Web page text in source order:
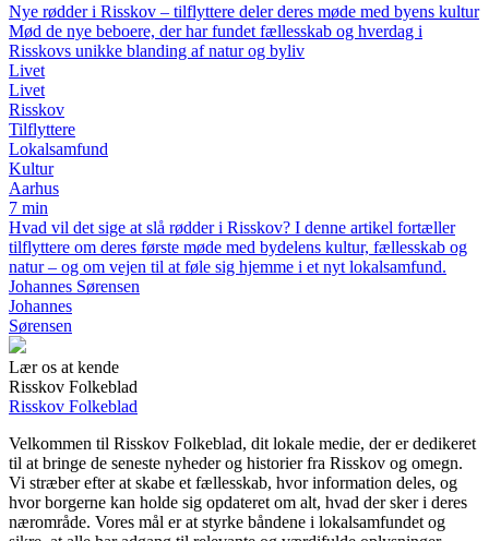
Nye rødder i Risskov – tilflyttere deler deres møde med byens kultur
Mød de nye beboere, der har fundet fællesskab og hverdag i
Risskovs unikke blanding af natur og byliv
Livet
Livet
Risskov
Tilflyttere
Lokalsamfund
Kultur
Aarhus
7 min
Hvad vil det sige at slå rødder i Risskov? I denne artikel fortæller
tilflyttere om deres første møde med bydelens kultur, fællesskab og
natur – og om vejen til at føle sig hjemme i et nyt lokalsamfund.
Johannes Sørensen
Johannes
Sørensen
Lær os at kende
Risskov Folkeblad
Risskov Folkeblad
Velkommen til Risskov Folkeblad, dit lokale medie, der er dedikeret
til at bringe de seneste nyheder og historier fra Risskov og omegn.
Vi stræber efter at skabe et fællesskab, hvor information deles, og
hvor borgerne kan holde sig opdateret om alt, hvad der sker i deres
nærområde. Vores mål er at styrke båndene i lokalsamfundet og